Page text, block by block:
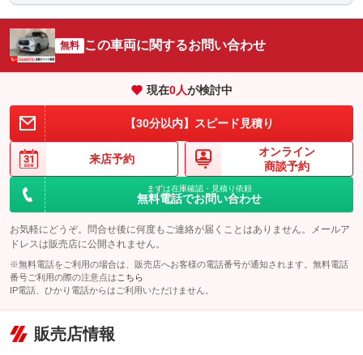
シートエアコン
：装備なし 全周囲カメラ
：装備なし
サイドカメラ
：装備なし ルーフレール
：装備なし
エアサスペンション ヘッドライトウォッシャー
無料 この車両に関するお問い合わせ
現在0人が検討中
【30分以内】スピード見積り
来店予約
オンライン
商談予約
まずは在庫確認・見積り依頼
無料電話でお問い合わせ
お気軽にどうぞ。問合せ後に何度もご連絡が届くことはありません。メールア
ドレスは販売店に公開されません。
※無料電話をご利用の場合は、販売店へお客様の電話番号が通知されます。無料電話
番号ご利用の際の注意点は こちら
IP電話、ひかり電話からはご利用いただけません。
販売店情報